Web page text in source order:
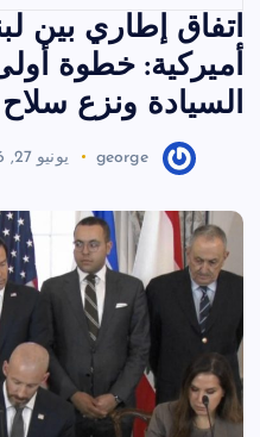
اتفاق إطاري بين
أميركية: خطوة
السيادة ونزع
george يونيو 27, 2026